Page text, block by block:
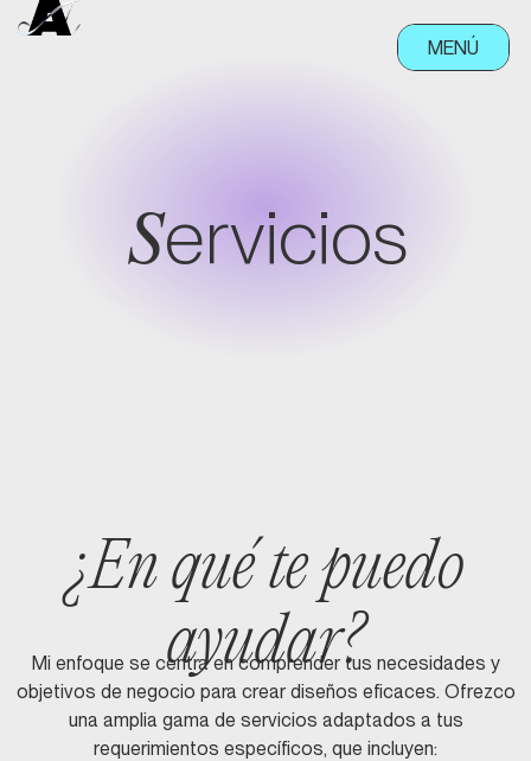
MENÚ
Servicios
¿En qué te puedo
ayudar?
Mi enfoque se centra en comprender tus necesidades y
objetivos de negocio para crear diseños eficaces. Ofrezco
una amplia gama de servicios adaptados a tus
requerimientos específicos, que incluyen: